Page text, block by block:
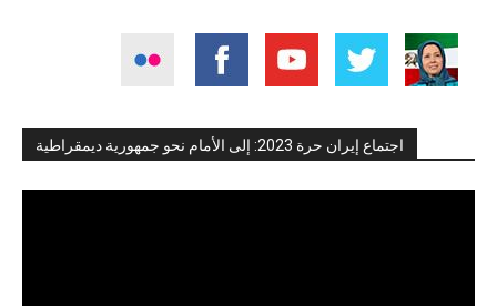
اجتماع إيران حرة 2023: إلى الأمام نحو جمهورية ديمقراطية